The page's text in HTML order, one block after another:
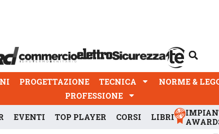
PROGETTAZIONE TECNICA NORME &
PROFESSIONE
EVENTI TOP PLAYER CORSI LIBRI